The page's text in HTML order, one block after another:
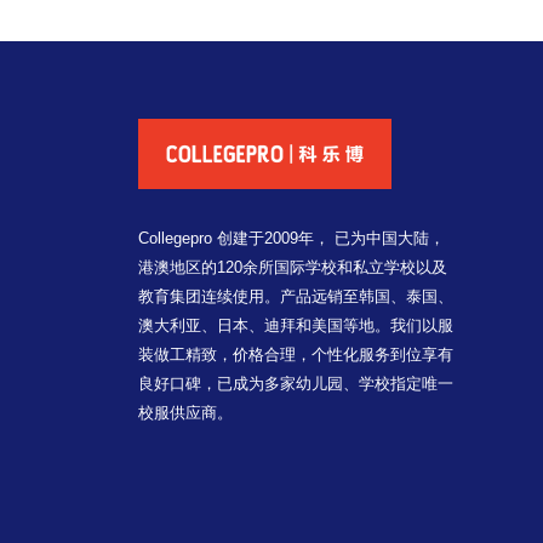
Collegepro 创建于2009年， 已为中国大陆，
港澳地区的120余所国际学校和私立学校以及
教育集团连续使用。产品远销至韩国、泰国、
澳大利亚、日本、迪拜和美国等地。我们以服
装做工精致，价格合理，个性化服务到位享有
良好口碑，已成为多家幼儿园、学校指定唯一
校服供应商。